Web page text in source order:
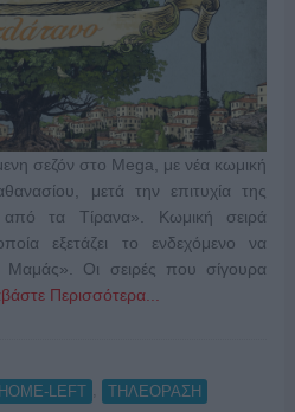
σεζόν στο Mega, με νέα κωμική
μετά την επιτυχία της
τα Τίρανα». Κωμική σειρά
εξετάζει το ενδεχόμενο να
Οι σειρές που σίγουρα
Περισσότερα...
HOME-LEFT ΤΗΛΕΟΡΑΣΗ